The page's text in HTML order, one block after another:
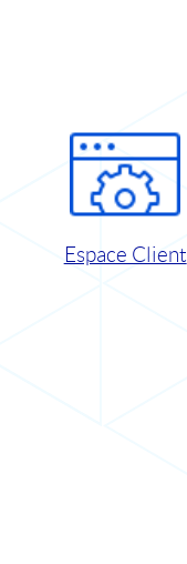
Espace Client